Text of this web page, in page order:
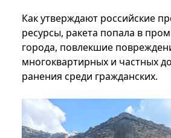
Как утверждают российские
ресурсы, ракета попала в
города, повлекшие
многоквартирных и частных
ранения среди гражданских.